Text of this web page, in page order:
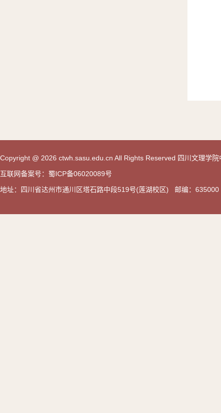
Copyright @ 2026 ctwh.sasu.edu.cn All Rights Reserved 四川文理学
互联网备案号：蜀ICP备06020089号
地址：四川省达州市通川区塔石路中段519号(莲湖校区) 邮编：